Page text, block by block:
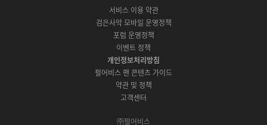
o
k
b
e
r
a
p
S
t
o
r
e
a
t
S
e
서비스 이용 약관
검은사막 모바일 운영정책
포럼 운영정책
이벤트 정책
개인정보처리방침
펄어비스 팬 콘텐츠 가이드
약관 및 정책
고객센터
㈜펄어비스